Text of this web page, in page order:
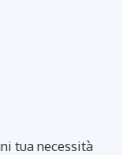
tua necessità